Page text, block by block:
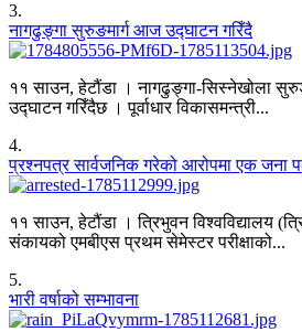
3.
नागढुङ्गा सुरुङमार्ग आज उद्घाटन गरिँदै
११ साउन, हेटौंडा । नागढुङ्गा-सिस्नेखोला
उद्घाटन गरिँदैछ । पूर्वाधार विकासमन्त्री...
4.
प्रश्नपत्र सार्वजनिक गरेको आरोपमा एक जना
११ साउन, हेटौंडा । त्रिभुवन विश्वविद्यालय
संकायको एमबीएस प्रथम सेमेस्टर परीक्षाको...
5.
भारी वर्षाको सम्भावना